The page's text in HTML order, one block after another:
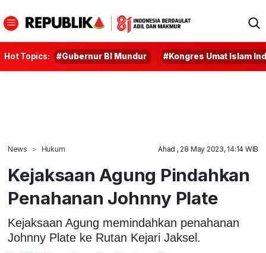
Hot Topics: #Gubernur BI Mundur #Kongres Umat Islam
News Hukum Ahad , 28 May 2023, 14:14 WIB
Kejaksaan Agung Pindahkan
Penahanan Johnny Plate
Kejaksaan Agung memindahkan penahanan
Johnny Plate ke Rutan Kejari Jaksel.